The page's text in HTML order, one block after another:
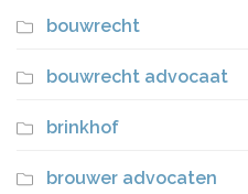
bouwrecht
bouwrecht advocaat
brinkhof
brouwer advocaten